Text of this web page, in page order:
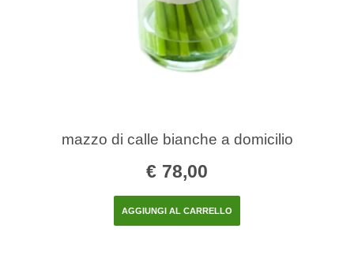
mazzo di calle bianche a domicilio
€ 78,00
AGGIUNGI AL CARRELLO